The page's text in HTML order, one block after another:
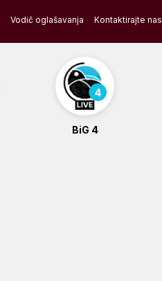
Vodič oglašavanja Kontaktirajte nas
BiG 4